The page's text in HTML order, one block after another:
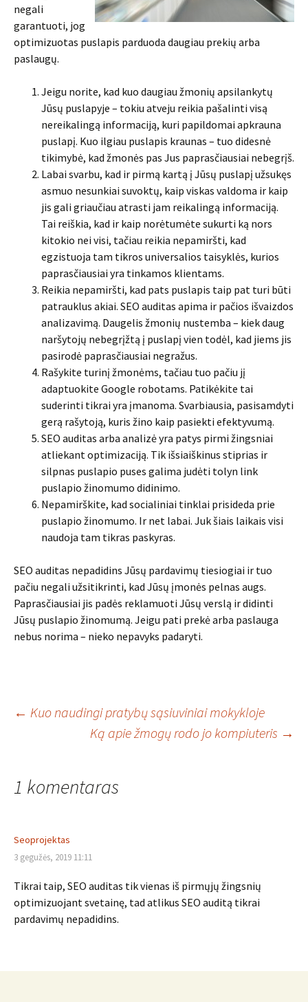
negali
garantuoti, jog
optimizuotas puslapis parduoda daugiau prekių arba
paslaugų.
Jeigu norite, kad kuo daugiau žmonių apsilankytų
Jūsų puslapyje – tokiu atveju reikia pašalinti visą
nereikalingą informaciją, kuri papildomai apkrauna
puslapį. Kuo ilgiau puslapis kraunas – tuo didesnė
tikimybė, kad žmonės pas Jus paprasčiausiai nebegrįš.
Labai svarbu, kad ir pirmą kartą į Jūsų puslapį užsukęs
asmuo nesunkiai suvoktų, kaip viskas valdoma ir kaip
jis gali griaučiau atrasti jam reikalingą informaciją.
Tai reiškia, kad ir kaip norėtumėte sukurti ką nors
kitokio nei visi, tačiau reikia nepamiršti, kad
egzistuoja tam tikros universalios taisyklės, kurios
paprasčiausiai yra tinkamos klientams.
Reikia nepamiršti, kad pats puslapis taip pat turi būti
patrauklus akiai. SEO auditas apima ir pačios išvaizdos
analizavimą. Daugelis žmonių nustemba – kiek daug
naršytojų nebegrįžtą į puslapį vien todėl, kad jiems jis
pasirodė paprasčiausiai negražus.
Rašykite turinį žmonėms, tačiau tuo pačiu jį
adaptuokite Google robotams. Patikėkite tai
suderinti tikrai yra įmanoma. Svarbiausia, pasisamdyti
gerą rašytoją, kuris žino kaip pasiekti efektyvumą.
SEO auditas arba analizė yra patys pirmi žingsniai
atliekant optimizaciją. Tik išsiaiškinus stiprias ir
silpnas puslapio puses galima judėti tolyn link
puslapio žinomumo didinimo.
Nepamirškite, kad socialiniai tinklai prisideda prie
puslapio žinomumo. Ir net labai. Juk šiais laikais visi
naudoja tam tikras paskyras.
SEO auditas nepadidins Jūsų pardavimų tiesiogiai ir tuo
pačiu negali užsitikrinti, kad Jūsų įmonės pelnas augs.
Paprasčiausiai jis padės reklamuoti Jūsų verslą ir didinti
Jūsų puslapio žinomumą. Jeigu pati prekė arba paslauga
nebus norima – nieko nepavyks padaryti.
Įrašo
← Kuo naudingi pratybų sąsiuviniai mokykloje
Ką apie žmogų rodo jo kompiuteris →
1 komentaras
Seoprojektas
3 gegužės, 2019 11:11
Tikrai taip, SEO auditas tik vienas iš pirmųjų žingsnių
optimizuojant svetainę, tad atlikus SEO auditą tikrai
pardavimų nepadidins.